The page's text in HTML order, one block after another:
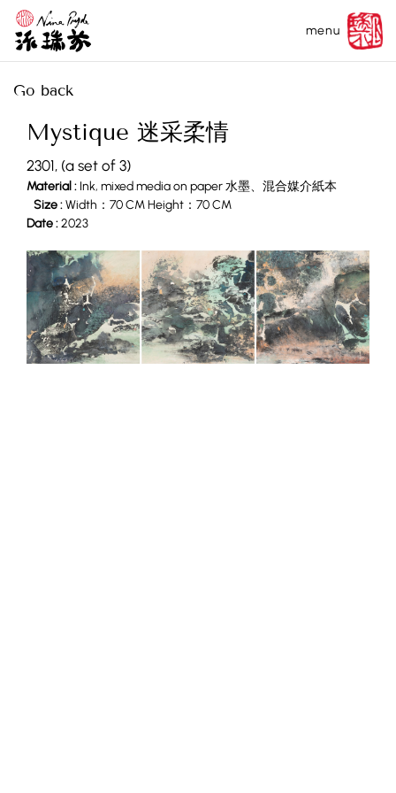
menu
Go back
Mystique 迷采柔情
2301, (a set of 3)
Material : Ink, mixed media on paper 水墨、混合媒介紙本
Size :Width：70 CM Height：70 CM
Date :2023